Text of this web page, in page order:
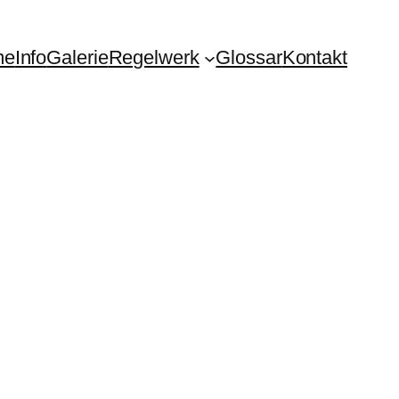
InfoGalerieRegelwerk GlossarKontakt